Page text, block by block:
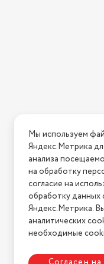
Нашли
2026 © Интернет-
Мы используем
Яндекс.Метрика
анализа
на обработку
согласие на
обработку
Яндекс.Метрика.
аналитических
необходимые